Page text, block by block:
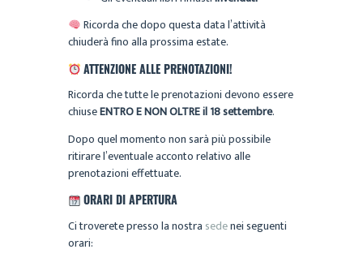
Ricorda che dopo questa data l’attività
chiuderà fino alla prossima estate.
ATTENZIONE ALLE PRENOTAZIONI!
Ricorda che tutte le prenotazioni devono essere
chiuseENTRO E NON OLTRE il 18 settembre.
Dopo quel momento non sarà più possibile
ritirare l’eventuale acconto relativo alle
prenotazioni effettuate.
ORARI DI APERTURA
Ci troverete presso la nostra sedenei seguenti
orari: